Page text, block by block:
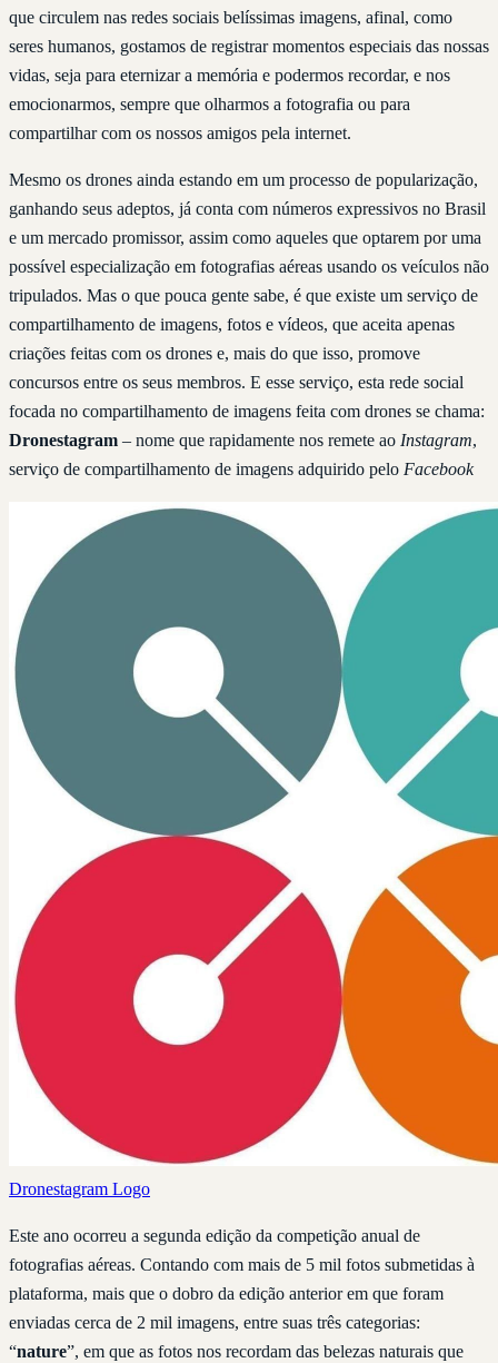
que circulem nas redes sociais belíssimas imagens, afinal, como
seres humanos, gostamos de registrar momentos especiais das nossas
vidas, seja para eternizar a memória e podermos recordar, e nos
emocionarmos, sempre que olharmos a fotografia ou para
compartilhar com os nossos amigos pela internet.
Mesmo os drones ainda estando em um processo de popularização,
ganhando seus adeptos, já conta com números expressivos no Brasil
e um mercado promissor, assim como aqueles que optarem por uma
possível especialização em fotografias aéreas usando os veículos não
tripulados. Mas o que pouca gente sabe, é que existe um serviço de
compartilhamento de imagens, fotos e vídeos, que aceita apenas
criações feitas com os drones e, mais do que isso, promove
concursos entre os seus membros. E esse serviço, esta rede social
focada no compartilhamento de imagens feita com drones se chama:
Dronestagram – nome que rapidamente nos remete ao Instagram,
serviço de compartilhamento de imagens adquirido pelo Facebook
Dronestagram Logo
Este ano ocorreu a segunda edição da competição anual de
fotografias aéreas. Contando com mais de 5 mil fotos submetidas à
plataforma, mais que o dobro da edição anterior em que foram
enviadas cerca de 2 mil imagens, entre suas três categorias:
“nature”, em que as fotos nos recordam das belezas naturais que